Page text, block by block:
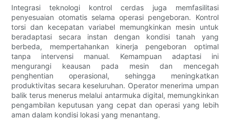
Integrasi teknologi kontrol cerdas juga memfasilitasi
penyesuaian otomatis selama operasi pengeboran. Kontrol
torsi dan kecepatan variabel memungkinkan mesin untuk
beradaptasi secara instan dengan kondisi tanah yang
berbeda, mempertahankan kinerja pengeboran optimal
tanpa intervensi manual. Kemampuan adaptasi ini
mengurangi keausan pada mesin dan mencegah
penghentian operasional, sehingga meningkatkan
produktivitas secara keseluruhan. Operator menerima umpan
balik terus menerus melalui antarmuka digital, memungkinkan
pengambilan keputusan yang cepat dan operasi yang lebih
aman dalam kondisi lokasi yang menantang.